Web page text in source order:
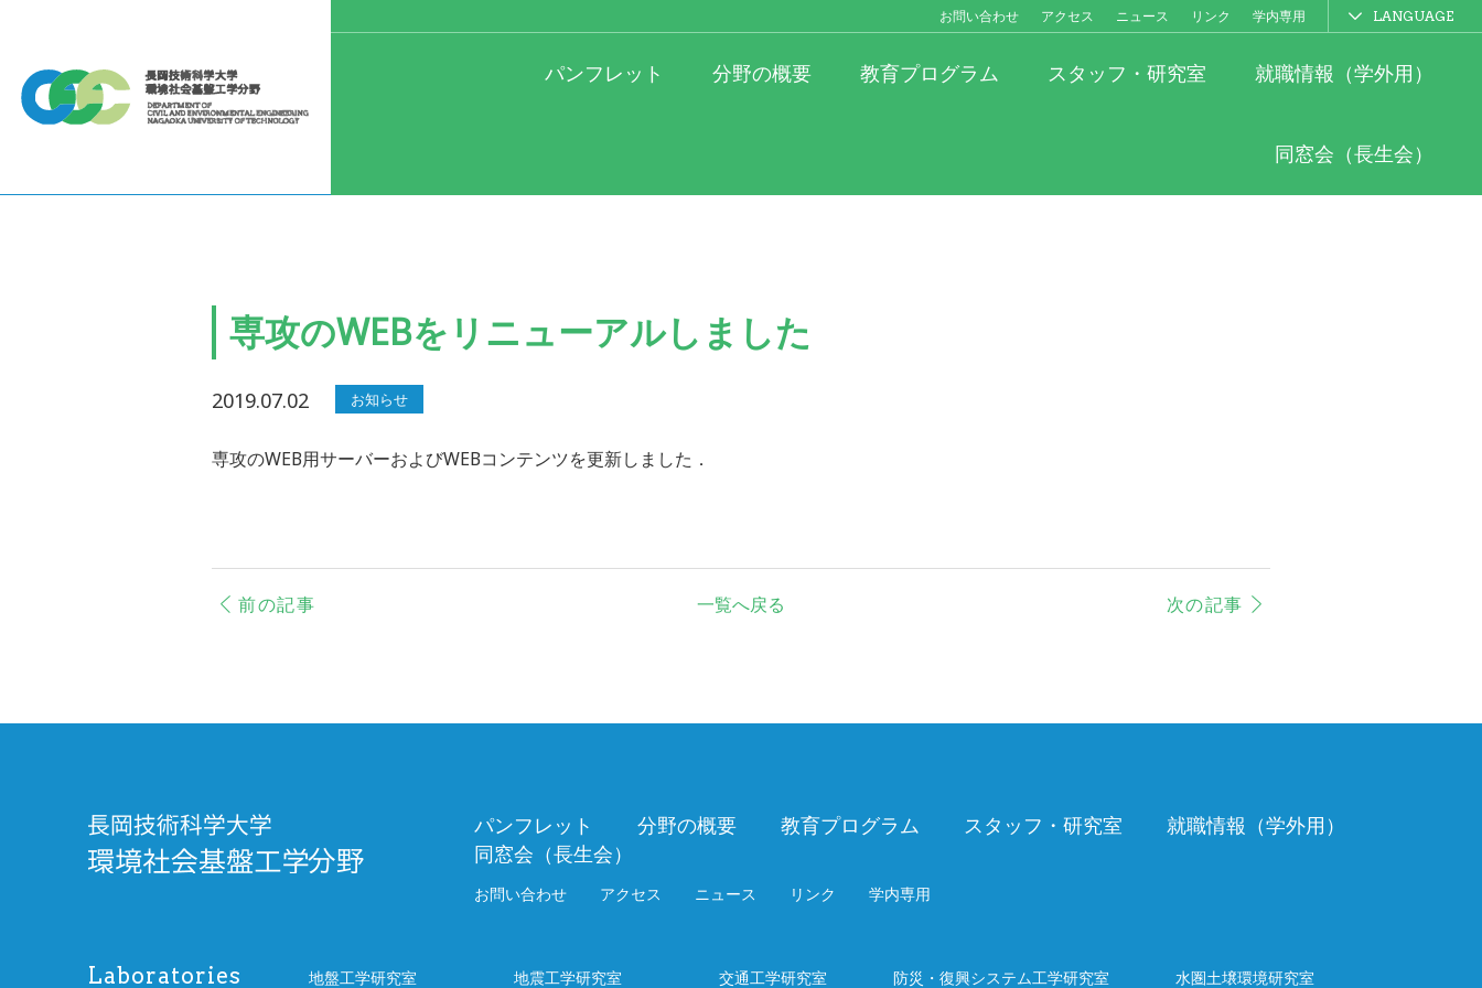
お問い合わせ アクセス ニュース リンク 学内専用 LANGUAGE
パンフレット 分野の概要 教育プログラム スタッフ・研究室 就職情報（学外用）
同窓会（長生会）
専攻のWEBをリニューアルしました
2019.07.02 お知らせ
専攻のWEB用サーバーおよびWEBコンテンツを更新しました．
前の記事 一覧へ戻る 次の記事
パンフレット 分野の概要 教育プログラム スタッフ・研究室
就職情報（学外用）
同窓会（長生会）
お問い合わせ アクセス ニュース リンク 学内専用
Laboratories 地盤工学研究室 地震工学研究室 交通工学研究室 防災・復興システム工学研究室 水圏土壌環境研究室